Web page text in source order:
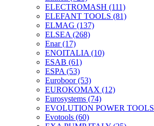
ELECTROMASH (111)
ELEFANT TOOLS (81)
ELMAG (137)
ELSEA (268)
Enar(17)
ENOITALIA (10)
ESAB (61)
ESPA (53)
Euroboor(53)
EUROKOMAX (12)
Eurosystems (74)
EVOLUTION POWER TOOLS
Evotools (60)